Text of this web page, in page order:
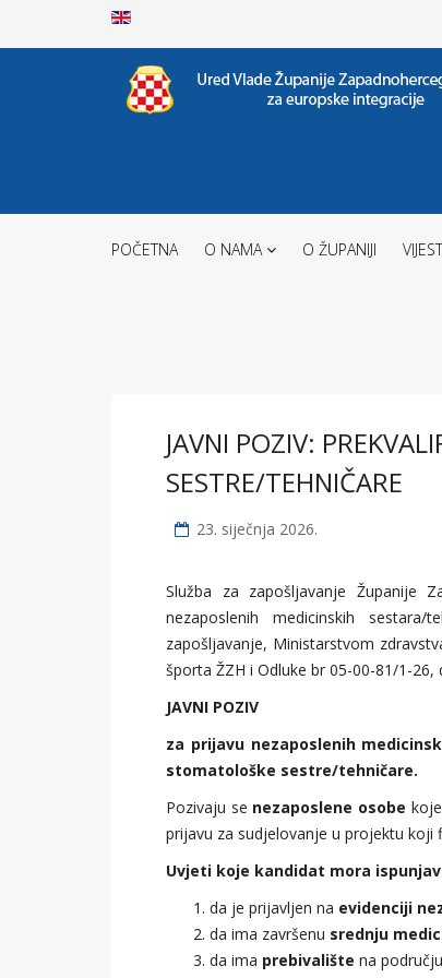
POČETNA O NAMA O ŽUPANIJI
JAVNI POZIV:
SESTRE/TEHNIČARE
23. siječnja 2026.
Služba za zapošljavanje Županije
nezaposlenih medicinskih
zapošljavanje, Ministarstvom
športa ŽZH i Odluke br 05-00-81/1-26,
JAVNI POZIV
za prijavu nezaposlenih
stomatološke sestre/tehničare.
Pozivaju se nezaposlene osobe
prijavu za sudjelovanje u projektu koji
Uvjeti koje kandidat mora
da je prijavljen na evidenciji
da ima završenu srednju
da ima prebivalište na